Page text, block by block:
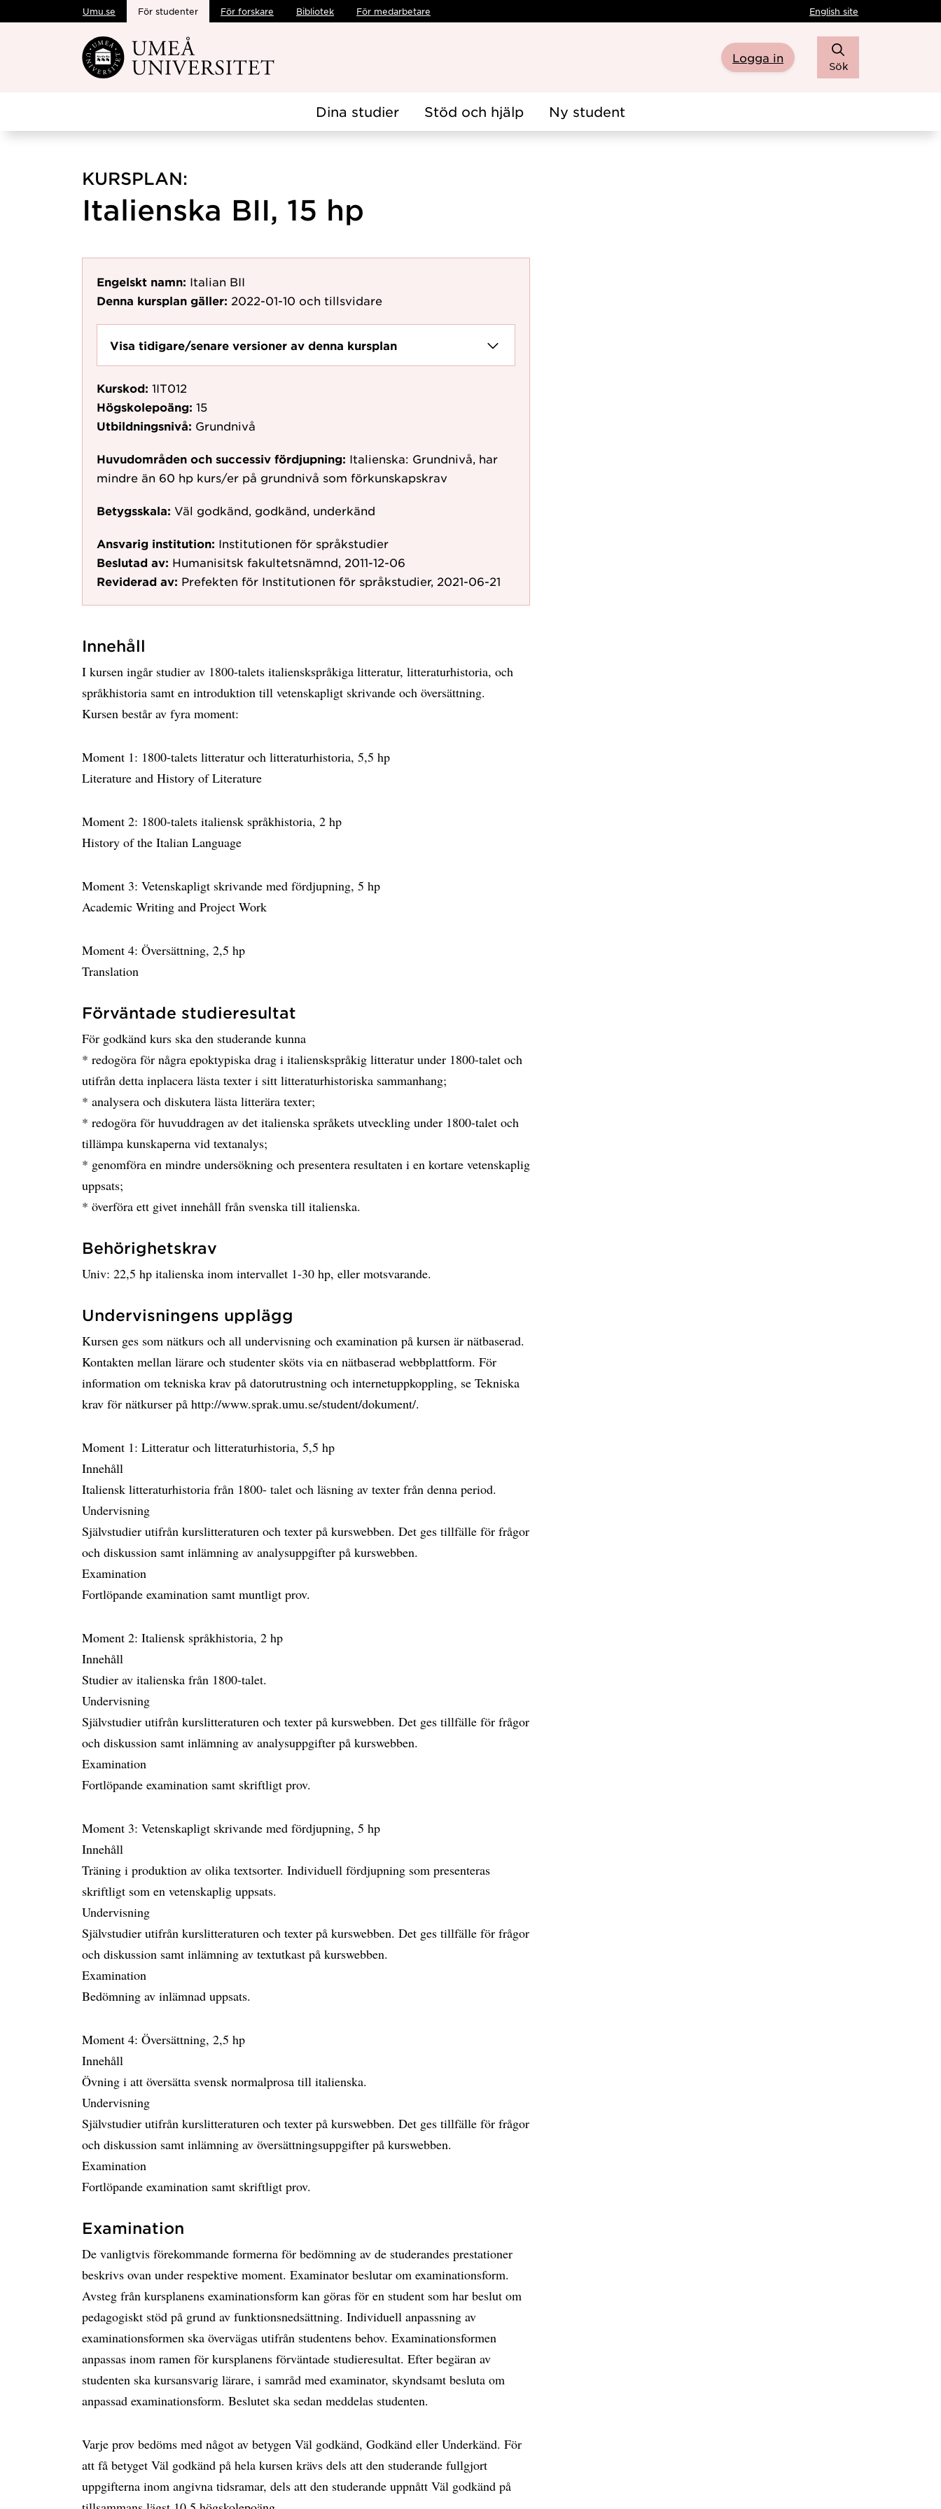
Hoppa direkt till innehållet
Umu.se För studenter För forskare Bibliotek För medarbetare English site
Logga in
Sök
Dina studier Stöd och hjälp Ny student
KURSPLAN:
Italienska BII, 15 hp
Engelskt namn: Italian BII
Denna kursplan gäller: 2022-01-10 och tillsvidare
Visa tidigare/senare versioner av denna kursplan
Kurskod: 1IT012
Högskolepoäng: 15
Utbildningsnivå: Grundnivå
Huvudområden och successiv fördjupning: Italienska: Grundnivå, har
mindre än 60 hp kurs/er på grundnivå som förkunskapskrav
Betygsskala: Väl godkänd, godkänd, underkänd
Ansvarig institution: Institutionen för språkstudier
Beslutad av: Humanisitsk fakultetsnämnd, 2011-12-06
Reviderad av: Prefekten för Institutionen för språkstudier, 2021-06-21
Innehåll
I kursen ingår studier av 1800-talets italienskspråkiga litteratur, litteraturhistoria, och
språkhistoria samt en introduktion till vetenskapligt skrivande och översättning.
Kursen består av fyra moment:
Moment 1: 1800-talets litteratur och litteraturhistoria, 5,5 hp
Literature and History of Literature
Moment 2: 1800-talets italiensk språkhistoria, 2 hp
History of the Italian Language
Moment 3: Vetenskapligt skrivande med fördjupning, 5 hp
Academic Writing and Project Work
Moment 4: Översättning, 2,5 hp
Translation
Förväntade studieresultat
För godkänd kurs ska den studerande kunna
* redogöra för några epoktypiska drag i italienskspråkig litteratur under 1800-talet och
utifrån detta inplacera lästa texter i sitt litteraturhistoriska sammanhang;
* analysera och diskutera lästa litterära texter;
* redogöra för huvuddragen av det italienska språkets utveckling under 1800-talet och
tillämpa kunskaperna vid textanalys;
* genomföra en mindre undersökning och presentera resultaten i en kortare vetenskaplig
uppsats;
* överföra ett givet innehåll från svenska till italienska.
Behörighetskrav
Univ: 22,5 hp italienska inom intervallet 1-30 hp, eller motsvarande.
Undervisningens upplägg
Kursen ges som nätkurs och all undervisning och examination på kursen är nätbaserad.
Kontakten mellan lärare och studenter sköts via en nätbaserad webbplattform. För
information om tekniska krav på datorutrustning och internetuppkoppling, se Tekniska
krav för nätkurser på http://www.sprak.umu.se/student/dokument/.
Moment 1: Litteratur och litteraturhistoria, 5,5 hp
Innehåll
Italiensk litteraturhistoria från 1800- talet och läsning av texter från denna period.
Undervisning
Självstudier utifrån kurslitteraturen och texter på kurswebben. Det ges tillfälle för frågor
och diskussion samt inlämning av analysuppgifter på kurswebben.
Examination
Fortlöpande examination samt muntligt prov.
Moment 2: Italiensk språkhistoria, 2 hp
Innehåll
Studier av italienska från 1800-talet.
Undervisning
Självstudier utifrån kurslitteraturen och texter på kurswebben. Det ges tillfälle för frågor
och diskussion samt inlämning av analysuppgifter på kurswebben.
Examination
Fortlöpande examination samt skriftligt prov.
Moment 3: Vetenskapligt skrivande med fördjupning, 5 hp
Innehåll
Träning i produktion av olika textsorter. Individuell fördjupning som presenteras
skriftligt som en vetenskaplig uppsats.
Undervisning
Självstudier utifrån kurslitteraturen och texter på kurswebben. Det ges tillfälle för frågor
och diskussion samt inlämning av textutkast på kurswebben.
Examination
Bedömning av inlämnad uppsats.
Moment 4: Översättning, 2,5 hp
Innehåll
Övning i att översätta svensk normalprosa till italienska.
Undervisning
Självstudier utifrån kurslitteraturen och texter på kurswebben. Det ges tillfälle för frågor
och diskussion samt inlämning av översättningsuppgifter på kurswebben.
Examination
Fortlöpande examination samt skriftligt prov.
Examination
De vanligtvis förekommande formerna för bedömning av de studerandes prestationer
beskrivs ovan under respektive moment. Examinator beslutar om examinationsform.
Avsteg från kursplanens examinationsform kan göras för en student som har beslut om
pedagogiskt stöd på grund av funktionsnedsättning. Individuell anpassning av
examinationsformen ska övervägas utifrån studentens behov. Examinationsformen
anpassas inom ramen för kursplanens förväntade studieresultat. Efter begäran av
studenten ska kursansvarig lärare, i samråd med examinator, skyndsamt besluta om
anpassad examinationsform. Beslutet ska sedan meddelas studenten.
Varje prov bedöms med något av betygen Väl godkänd, Godkänd eller Underkänd. För
att få betyget Väl godkänd på hela kursen krävs dels att den studerande fullgjort
uppgifterna inom angivna tidsramar, dels att den studerande uppnått Väl godkänd på